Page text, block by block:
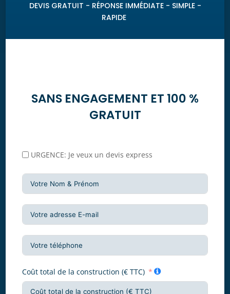
DEVIS GRATUIT - RÉPONSE IMMÉDIATE- SIMPLE -
RAPIDE
SANS ENGAGEMENT ET 100 %
GRATUIT
URGENCE: Je veux un devis express
Coût total de la construction (€ TTC)